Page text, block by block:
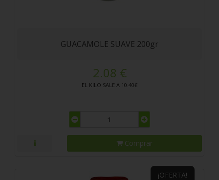
GUACAMOLE SUAVE 200gr
2.08 €
EL KILO SALE A 10.40€
Comprar
¡OFERTA!